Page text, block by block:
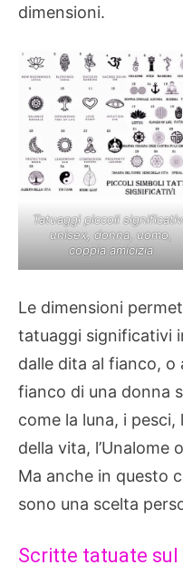
dimensioni.
Tatuaggi piccoli
unisex, donna, uomo,
coppia amicizia
Le dimensioni
tatuaggi significativi
dalle dita al fianco, o
fianco di una donna
come la luna, i pesci,
della vita, l’Unalome
Ma anche in questo
sono una scelta
Scritte tatuate sul